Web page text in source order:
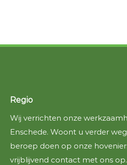
Regio
Wij verrichten onze
Enschede. Woont u verder
beroep doen op onze
vrijblijvend contact met ons